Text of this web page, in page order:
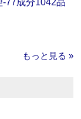
成分1042品
もっと見る »